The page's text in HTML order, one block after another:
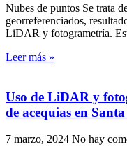
Nubes de puntos Se trata
georreferenciados,
LiDAR y fotogrametría.
Leer más »
Uso de LiDAR y
de acequias en
7 marzo, 2024 No hay